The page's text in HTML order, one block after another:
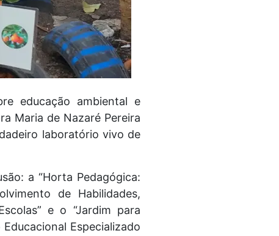
educação ambiental e
Maria de Nazaré Pereira
laboratório vivo de
a “Horta Pedagógica:
de Habilidades,
e o “Jardim para
Especializado